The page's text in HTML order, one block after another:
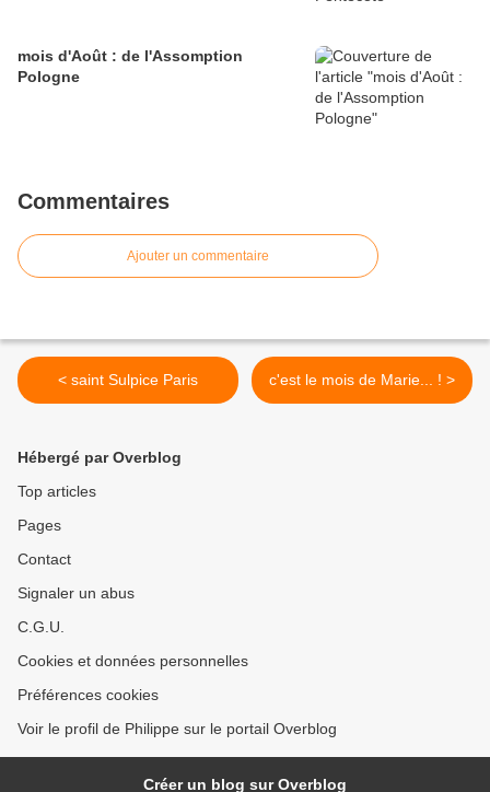
mois d'Août : de l'Assomption
Pologne
Commentaires
Ajouter un commentaire
< saint Sulpice Paris c'est le mois de Marie... ! >
Hébergé par Overblog
Top articles
Pages
Contact
Signaler un abus
C.G.U.
Cookies et données personnelles
Préférences cookies
Voir le profil de Philippe sur le portail Overblog
Créer un blog sur Overblog